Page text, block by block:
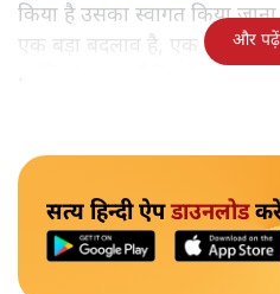
किया है उसका स्वागत किया जाना
एक बड़ा बदलाव है, एक बड़ा मोड़
धर्मनिरपेक्ष राजनीति को बड़ी ऊर्जा
और पढ़ें
सत्य हिन्दी ऐपडाउनलोड